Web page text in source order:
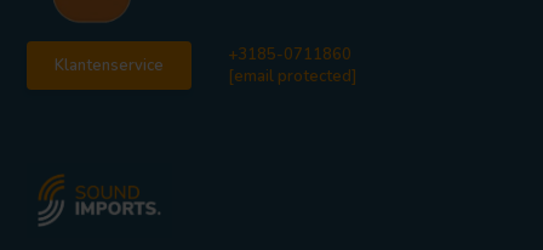
Klantenservice
+3185-0711860
[email protected]